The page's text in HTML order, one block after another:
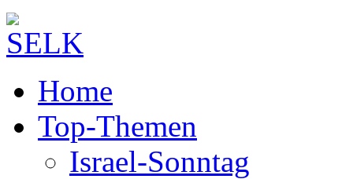
Home
Top-Themen
Israel-Sonntag